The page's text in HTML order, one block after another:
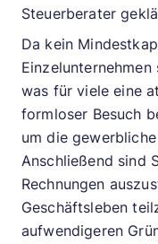
Steuerberater
Da kein
was für viele eine
formloser Besuch
um die
Anschließend sind
Rechnungen
Geschäftsleben
aufwendigeren